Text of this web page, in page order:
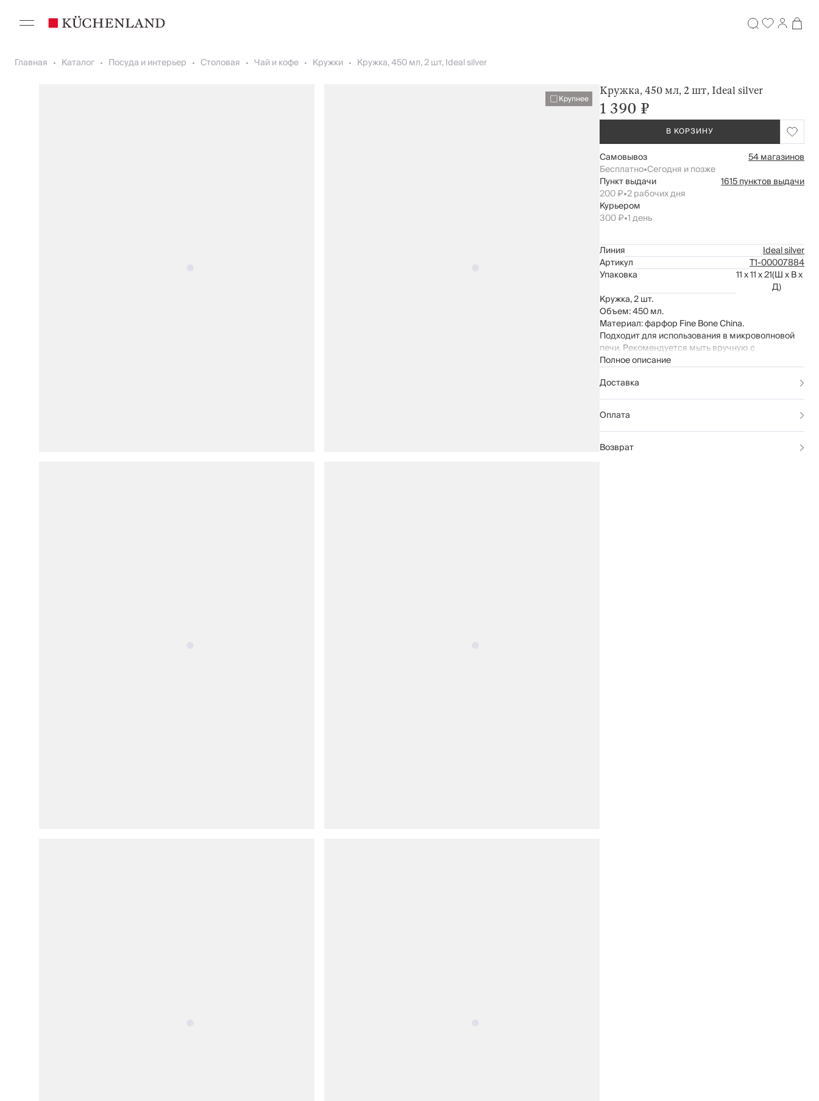
Главная Каталог Посуда и интерьер Столовая Чай и кофе Кружки Кружка, 450 мл, 2 шт, Ideal silver
Крупнее
Кружка, 450 мл, 2 шт, Ideal silver
1 390 ₽
В КОРЗИНУ
Самовывоз
54 магазинов
Бесплатно•Сегодня и позже
Пункт выдачи
1615 пунктов выдачи
200 ₽•2 рабочих дня
Курьером
300 ₽•1 день
Линия
Ideal silver
Артикул
Т1-00007884
Упаковка
11 x 11 x 21(Ш x В x
Д)
Кружка, 2 шт.
Объем: 450 мл.
Материал: фарфор Fine Bone China.
Подходит для использования в микроволновой
печи. Рекомендуется мыть вручную с
применением мягких моющих средств. Не
средства и жесткие губки.
Можно мыть в посудомоечной машине
исключительно на щадящем режиме.
Полное описание
Доставка
Оплата
Возврат